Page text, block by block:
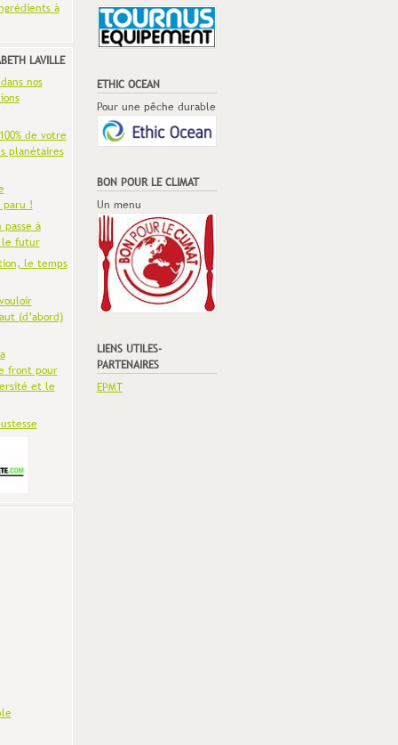
à
LAVILLE
nos
de votre
planétaires
paru !
passe à
le futur
le temps
(d’abord)
front pour
et le
ETHIC OCEAN
Pour une pêche durable
BON POUR LE CLIMAT
Un menu
LIENS UTILES-
PARTENAIRES
EPMT